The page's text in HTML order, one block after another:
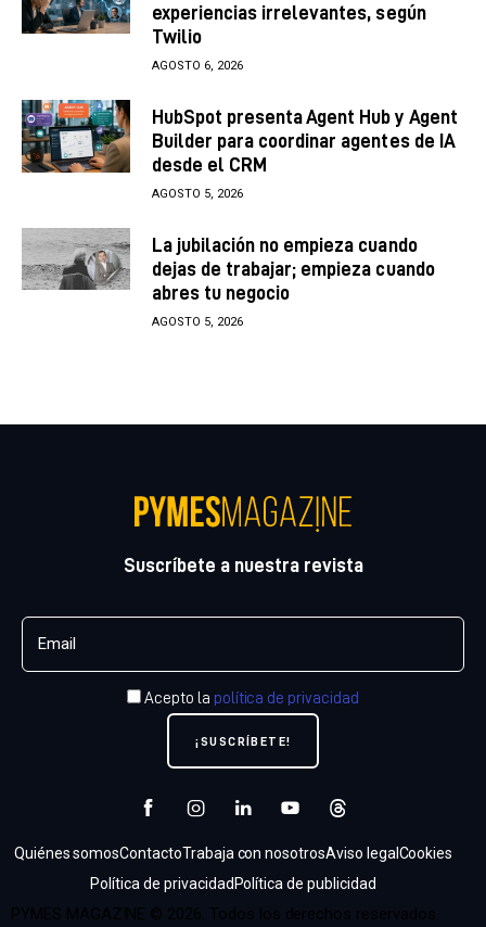
experiencias irrelevantes, según
Twilio
AGOSTO 6, 2026
HubSpot presenta Agent Hub y Agent
Builder para coordinar agentes de IA
desde el CRM
AGOSTO 5, 2026
La jubilación no empieza cuando
dejas de trabajar; empieza cuando
abres tu negocio
AGOSTO 5, 2026
Suscríbete a nuestra revista
Acepto la política de privacidad
Quiénes somosContactoTrabaja con nosotrosAviso legal Cookies
Política de privacidad Política de publicidad